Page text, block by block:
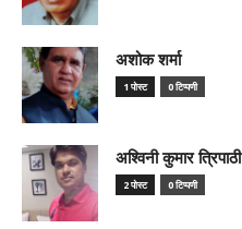
अशोक शर्मा
1 पोस्ट 0 टिप्पणी
अश्विनी कुमार त्रिपाठी
2 पोस्ट 0 टिप्पणी